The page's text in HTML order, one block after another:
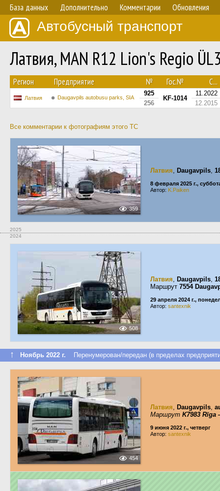
База данных Дополнительно Комментарии Обновления
Автобусный транспорт
Латвия, MAN R12 Lion's Regio
Регион Предприятие № Гос.№ С...
Латвия Daugavpils autobusu parks, SIA
925
KF-1014
11.2022
256
12.2015
Все комментарии к фотографиям этого ТС
359
Латвия, Daugavpils,
8 февраля 2025 г.,
Автор: K.Paiken
2025
2024
508
Латвия, Daugavpils,
Маршрут 7554
29 апреля 2024 г.,
Автор: santexnik
↑ Ноябрь 2022 г. Перенумерован/передан (в пределах
454
Латвия, Daugavpils,
Маршрут K7983
9 июня 2022 г., четверг
Автор: santexnik